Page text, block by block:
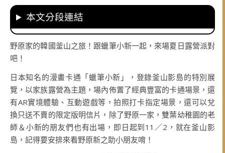
本文分段連結
野原家的韓國釜山之旅！跟蠟筆小新一起，來場夏日露營派對
吧！
日本知名的漫畫卡通「蠟筆小新」，登錄釜山影島的特別展
覽，以家族露營為主題，場內佈置了經典豐富的卡通場景，還
有AR實境體驗、互動遊戲等，拍照打卡指定場景，還可以兌
換只送不賣的限定版明信片，除了野原一家，雙葉幼稚園的老
師＆小新的朋友們也有出場，即日起到11／2，就在釜山影
島，記得要安排來看野原新之助小朋友唷！